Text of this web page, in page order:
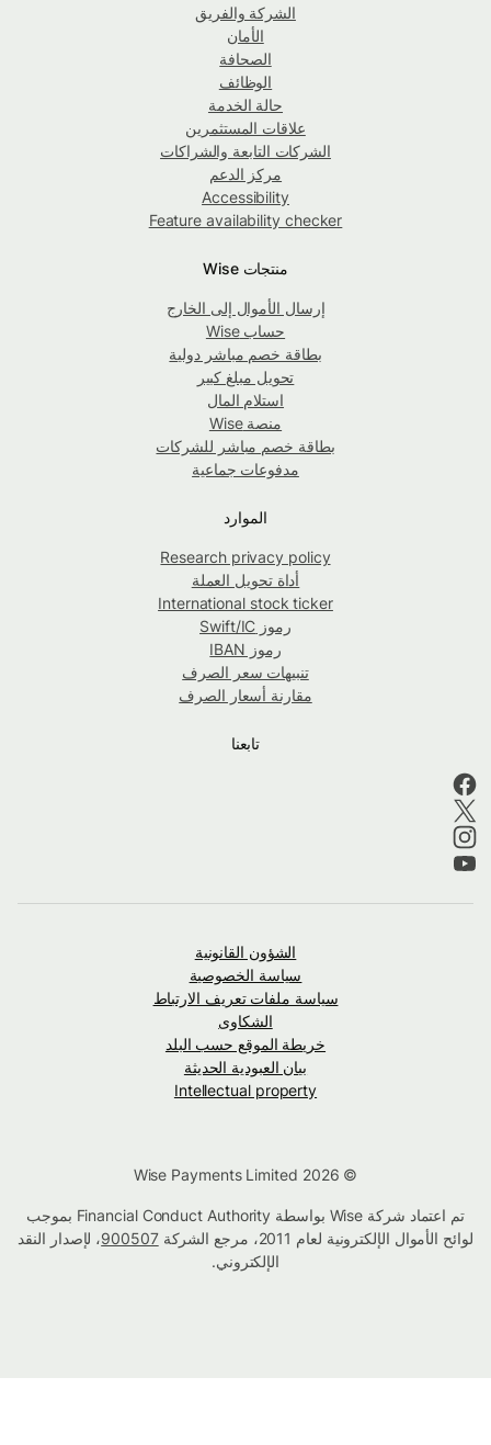
الشركة والفريق
الأمان
الصحافة
الوظائف
حالة الخدمة
علاقات المستثمرين
الشركات التابعة والشراكات
مركز الدعم
Accessibility
Feature availability checker
منتجات Wise
إرسال الأموال إلى الخارج
حساب Wise
بطاقة خصم مباشر دولية
تحويل مبلغ كبير
استلام المال
منصة Wise
بطاقة خصم مباشر للشركات
مدفوعات جماعية
الموارد
Research privacy policy
أداة تحويل العملة
International stock ticker
رموز Swift/IC
رموز IBAN
تنبيهات سعر الصرف
مقارنة أسعار الصرف
تابعنا
الشؤون القانونية
سياسة الخصوصية
سياسة ملفات تعريف الارتباط
الشكاوى
خريطة الموقع حسب البلد
بيان العبودية الحديثة
Intellectual property
تم اعتماد شركة Wise بواسطة Financial Conduct Authority بموجب
لوائح الأموال الإلكترونية لعام 2011، مرجع الشركة
900507، لإصدار النقد
الإلكتروني.